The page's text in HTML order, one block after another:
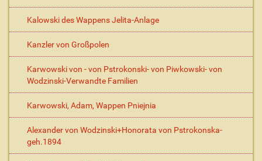
Kalowski des Wappens Jelita-Anlage
Kanzler von Großpolen
Karwowski von - von Pstrokonski- von Piwkowski- von
Wodzinski-Verwandte Familien
Karwowski, Adam, Wappen Pniejnia
Alexander von Wodzinski+Honorata von Pstrokonska-
geh.1894